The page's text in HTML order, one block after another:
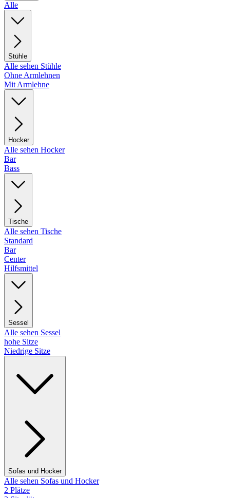
Alle
Stühle
Alle sehen Stühle
Ohne Armlehnen
Mit Armlehne
Hocker
Alle sehen Hocker
Bar
Bass
Tische
Alle sehen Tische
Standard
Bar
Center
Hilfsmittel
Sessel
Alle sehen Sessel
hohe Sitze
Niedrige Sitze
Sofas und Hocker
Alle sehen Sofas und Hocker
2 Plätze